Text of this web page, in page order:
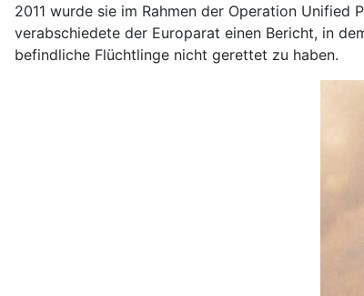
2011 wurde sie im Rahmen der Operation
verabschiedete der Europarat einen Bericht, in
befindliche Flüchtlinge nicht gerettet zu haben.